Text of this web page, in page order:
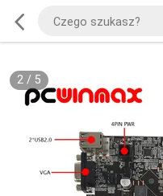
2/ 5